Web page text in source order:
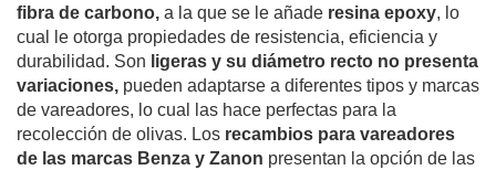
fibra de carbono, a la que se le añade resina epoxy, lo
cual le otorga propiedades de resistencia, eficiencia y
durabilidad. Son ligeras y su diámetro recto no presenta
variaciones, pueden adaptarse a diferentes tipos y marcas
de vareadores, lo cual las hace perfectas para la
recolección de olivas. Los recambios para vareadores
de las marcas Benza y Zanon presentan la opción de las